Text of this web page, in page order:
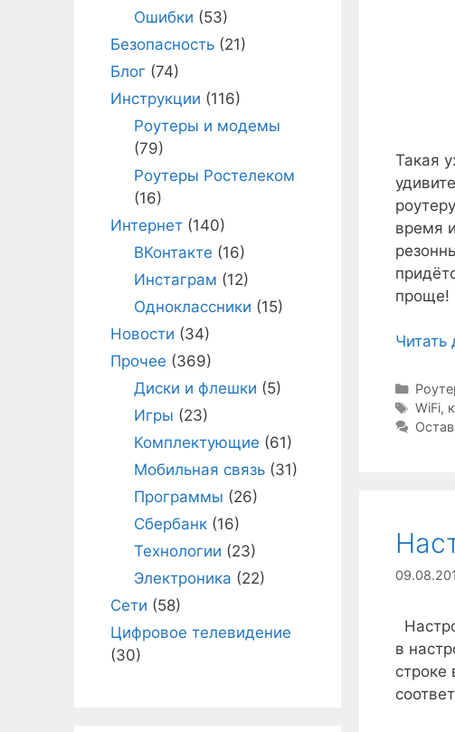
Такая
время
проще!
Читать
Метки
WiFi,
в
строке
Ошибки (53)
Безопасность (21)
Блог (74)
Инструкции (116)
Роутеры и модемы
(79)
Роутеры Ростелеком
(16)
Интернет (140)
ВКонтакте (16)
Инстаграм (12)
Одноклассники (15)
Новости (34)
Прочее (369)
Диски и флешки (5)
Игры (23)
Комплектующие (61)
Мобильная связь(31)
Программы (26)
Сбербанк(16)
Технологии (23)
Электроника (22)
Сети (58)
Цифровое телевидение
(30)